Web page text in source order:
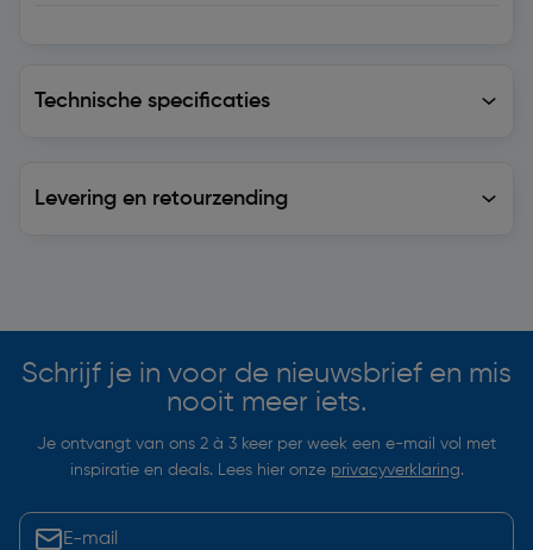
Technische specificaties
Levering en retourzending
Schrijf je in voor de nieuwsbrief en mis
nooit meer iets.
Je ontvangt van ons 2 à 3 keer per week een e-mail vol met
inspiratie en deals. Lees hier onze privacyverklaring.